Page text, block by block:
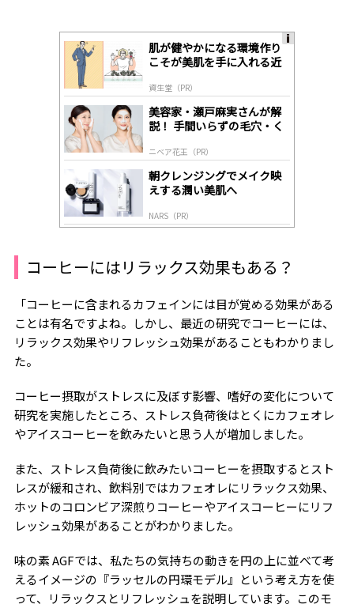
肌が健やかになる環境作り
こそが美肌を手に入れる近
資生堂（PR）
美容家・瀬戸麻実さんが解
説！ 手間いらずの毛穴・く
ニベア花王（PR）
朝クレンジングでメイク映
えする潤い美肌へ
NARS（PR）
コーヒーにはリラックス効果もある？
「コーヒーに含まれるカフェインには目が覚める効果がある
ことは有名ですよね。しかし、最近の研究でコーヒーには、
リラックス効果やリフレッシュ効果があることもわかりまし
た。
コーヒー摂取がストレスに及ぼす影響、嗜好の変化について
研究を実施したところ、ストレス負荷後はとくにカフェオレ
やアイスコーヒーを飲みたいと思う人が増加しました。
また、ストレス負荷後に飲みたいコーヒーを摂取するとスト
レスが緩和され、飲料別ではカフェオレにリラックス効果、
ホットのコロンビア深煎りコーヒーやアイスコーヒーにリフ
レッシュ効果があることがわかりました。
味の素AGFでは、私たちの気持ちの動きを円の上に並べて考
えるイメージの『ラッセルの円環モデル』という考え方を使
って、リラックスとリフレッシュを説明しています。このモ